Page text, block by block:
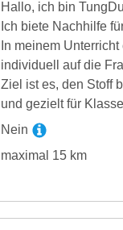
Hallo, ich bin
Ich biete Nachhilfe
In meinem
individuell auf die
Ziel ist es, den Stoff
und gezielt für
Nein
maximal 15 km